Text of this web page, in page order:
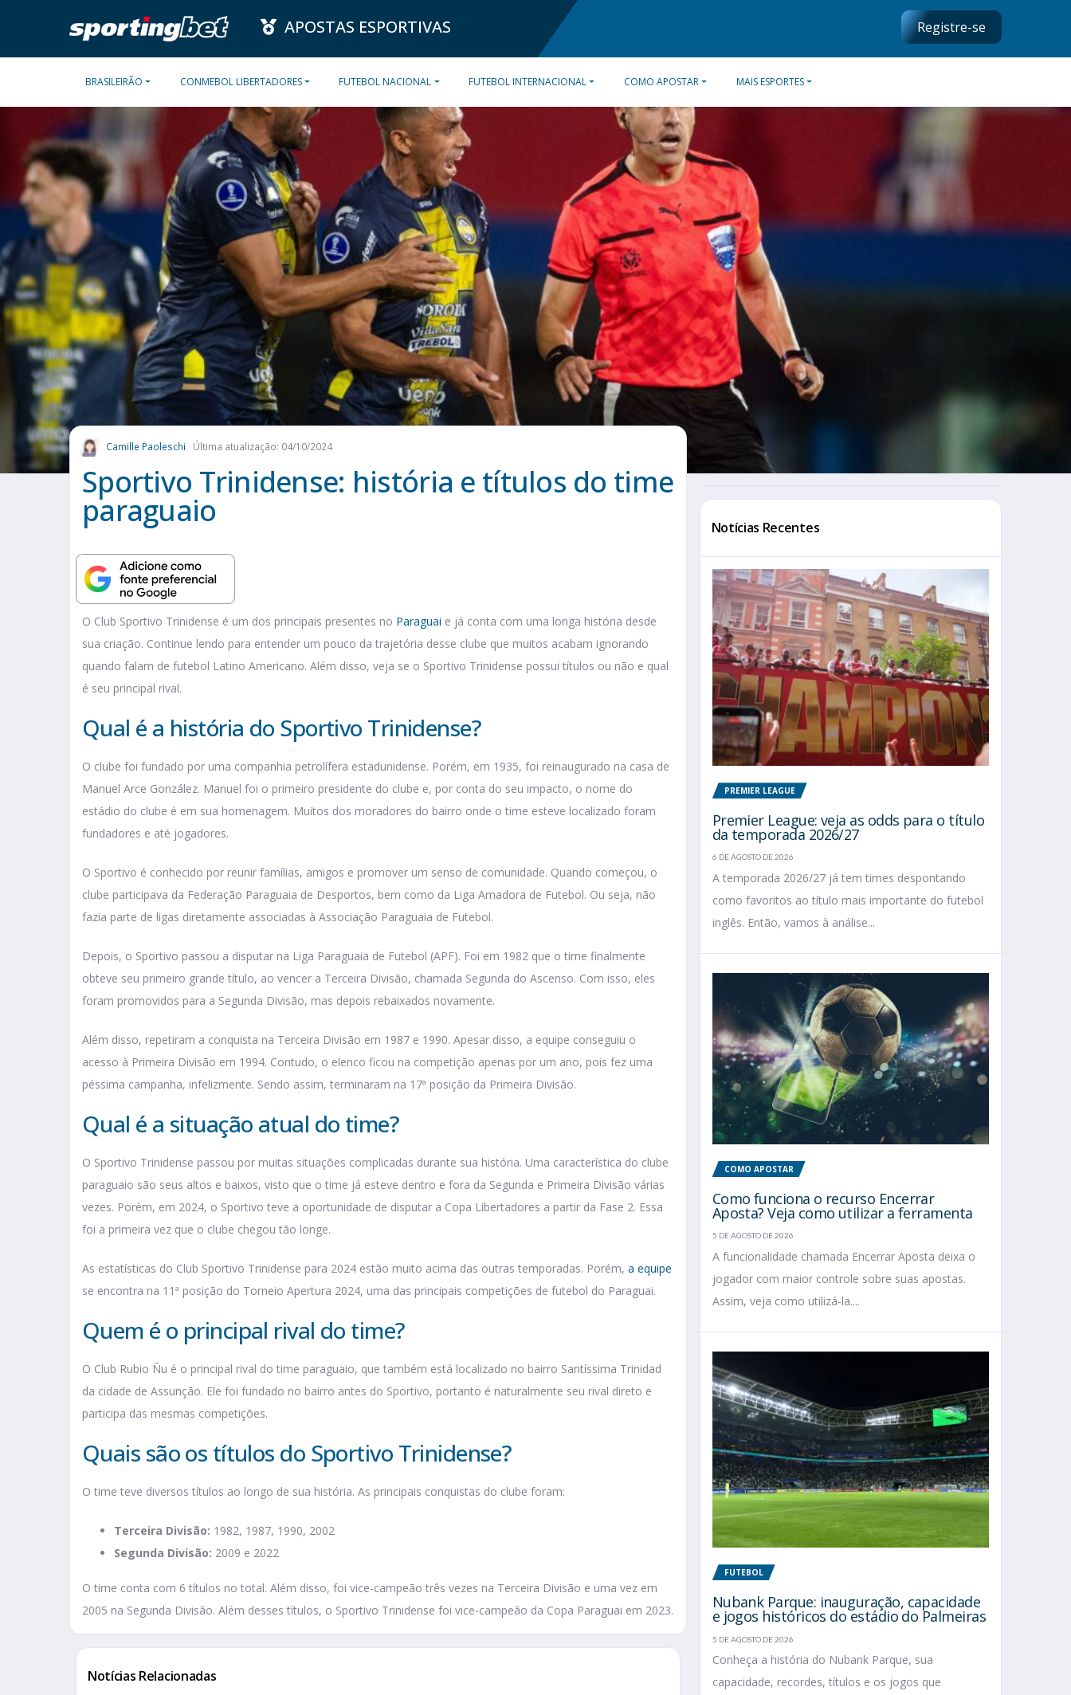
APOSTAS ESPORTIVAS Registre-se
BRASILEIRÃO CONMEBOL LIBERTADORES FUTEBOL NACIONAL FUTEBOL INTERNACIONAL COMO APOSTAR MAIS ESPORTES
Camille Paoleschi Última atualização: 04/10/2024
Sportivo Trinidense: história e títulos do time
paraguaio
O Club Sportivo Trinidense é um dos principais presentes no Paraguai e já conta com uma longa história desde
sua criação. Continue lendo para entender um pouco da trajetória desse clube que muitos acabam ignorando
quando falam de futebol Latino Americano. Além disso, veja se o Sportivo Trinidense possui títulos ou não e qual
é seu principal rival.
Qual é a história do Sportivo Trinidense?
O clube foi fundado por uma companhia petrolífera estadunidense. Porém, em 1935, foi reinaugurado na casa de
Manuel Arce González. Manuel foi o primeiro presidente do clube e, por conta do seu impacto, o nome do
estádio do clube é em sua homenagem. Muitos dos moradores do bairro onde o time esteve localizado foram
fundadores e até jogadores.
O Sportivo é conhecido por reunir famílias, amigos e promover um senso de comunidade. Quando começou, o
clube participava da Federação Paraguaia de Desportos, bem como da Liga Amadora de Futebol. Ou seja, não
fazia parte de ligas diretamente associadas à Associação Paraguaia de Futebol.
Depois, o Sportivo passou a disputar na Liga Paraguaia de Futebol (APF). Foi em 1982 que o time finalmente
obteve seu primeiro grande título, ao vencer a Terceira Divisão, chamada Segunda do Ascenso. Com isso, eles
foram promovidos para a Segunda Divisão, mas depois rebaixados novamente.
Além disso, repetiram a conquista na Terceira Divisão em 1987 e 1990. Apesar disso, a equipe conseguiu o
acesso à Primeira Divisão em 1994. Contudo, o elenco ficou na competição apenas por um ano, pois fez uma
péssima campanha, infelizmente. Sendo assim, terminaram na 17ª posição da Primeira Divisão.
Qual é a situação atual do time?
O Sportivo Trinidense passou por muitas situações complicadas durante sua história. Uma característica do clube
paraguaio são seus altos e baixos, visto que o time já esteve dentro e fora da Segunda e Primeira Divisão várias
vezes. Porém, em 2024, o Sportivo teve a oportunidade de disputar a Copa Libertadores a partir da Fase 2. Essa
foi a primeira vez que o clube chegou tão longe.
As estatísticas do Club Sportivo Trinidense para 2024 estão muito acima das outras temporadas. Porém, a equipe
se encontra na 11ª posição do Torneio Apertura 2024, uma das principais competições de futebol do Paraguai.
Quem é o principal rival do time?
O Club Rubio Ñu é o principal rival do time paraguaio, que também está localizado no bairro Santíssima Trinidad
da cidade de Assunção. Ele foi fundado no bairro antes do Sportivo, portanto é naturalmente seu rival direto e
participa das mesmas competições.
Quais são os títulos do Sportivo Trinidense?
O time teve diversos títulos ao longo de sua história. As principais conquistas do clube foram:
Terceira Divisão: 1982, 1987, 1990, 2002
Segunda Divisão: 2009 e 2022
O time conta com 6 títulos no total. Além disso, foi vice-campeão três vezes na Terceira Divisão e uma vez em
2005 na Segunda Divisão. Além desses títulos, o Sportivo Trinidense foi vice-campeão da Copa Paraguai em 2023.
Notícias Relacionadas
Notícias Recentes
PREMIER LEAGUE
Premier League: veja as odds para o título
da temporada 2026/27
6 DE AGOSTO DE 2026
A temporada 2026/27 já tem times despontando
como favoritos ao título mais importante do futebol
inglês. Então, vamos à análise...
COMO APOSTAR
Como funciona o recurso Encerrar
Aposta? Veja como utilizar a ferramenta
5 DE AGOSTO DE 2026
A funcionalidade chamada Encerrar Aposta deixa o
jogador com maior controle sobre suas apostas.
Assim, veja como utilizá-la....
FUTEBOL
Nubank Parque: inauguração, capacidade
e jogos históricos do estádio do Palmeiras
5 DE AGOSTO DE 2026
Conheça a história do Nubank Parque, sua
capacidade, recordes, títulos e os jogos que